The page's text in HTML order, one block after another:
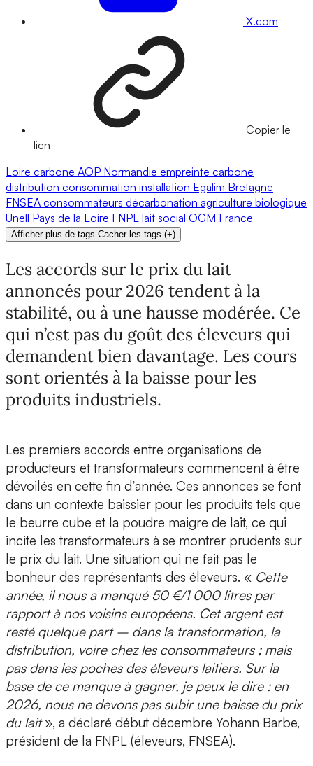
X.com
Copier le
lien
Loire carbone AOP Normandie empreinte carbone
distribution consommation installation Egalim Bretagne
FNSEA consommateurs décarbonation agriculture biologique
Unell Pays de la Loire FNPL lait social OGM France
Afficher plus de tags Cacher les tags (+)
Les accords sur le prix du lait
annoncés pour 2026 tendent à la
stabilité, ou à une hausse modérée. Ce
qui n’est pas du goût des éleveurs qui
demandent bien davantage. Les cours
sont orientés à la baisse pour les
produits industriels.
Les premiers accords entre organisations de
producteurs et transformateurs commencent à être
dévoilés en cette fin d’année. Ces annonces se font
dans un contexte baissier pour les produits tels que
le beurre cube et la poudre maigre de lait, ce qui
incite les transformateurs à se montrer prudents sur
le prix du lait. Une situation qui ne fait pas le
bonheur des représentants des éleveurs. « Cette
année, il nous a manqué 50 €/1 000 litres par
rapport à nos voisins européens. Cet argent est
resté quelque part – dans la transformation, la
distribution, voire chez les consommateurs ; mais
pas dans les poches des éleveurs laitiers. Sur la
base de ce manque à gagner, je peux le dire : en
2026, nous ne devons pas subir une baisse du prix
du lait», a déclaré début décembre Yohann Barbe,
président de la FNPL (éleveurs, FNSEA).